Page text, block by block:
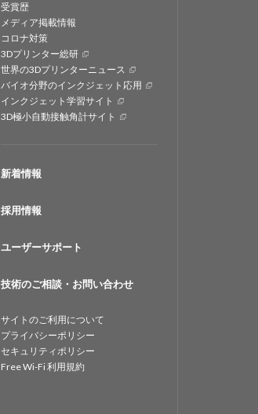
受賞歴
メディア掲載情報
コロナ対策
3Dプリンター総研
世界の3Dプリンターニュース
バイオ分野のインクジェット応用
インクジェット学習サイト
3D極小自動接触角計サイト
新着情報
採用情報
ユーザーサポート
技術のご相談・お問い合わせ
サイトのご利用について
プライバシーポリシー
セキュリティポリシー
Free Wi-Fi 利用規約